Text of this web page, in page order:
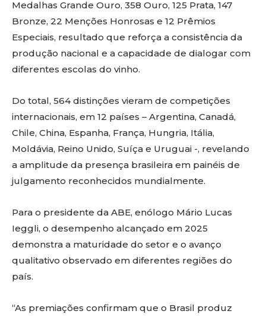
Medalhas Grande Ouro, 358 Ouro, 125 Prata, 147
Bronze, 22 Menções Honrosas e 12 Prêmios
Especiais, resultado que reforça a consistência da
produção nacional e a capacidade de dialogar com
diferentes escolas do vinho.
Do total, 564 distinções vieram de competições
internacionais, em 12 países – Argentina, Canadá,
Chile, China, Espanha, França, Hungria, Itália,
Moldávia, Reino Unido, Suíça e Uruguai -, revelando
a amplitude da presença brasileira em painéis de
julgamento reconhecidos mundialmente.
Para o presidente da ABE, enólogo Mário Lucas
Ieggli, o desempenho alcançado em 2025
demonstra a maturidade do setor e o avanço
qualitativo observado em diferentes regiões do
país.
“As premiações confirmam que o Brasil produz